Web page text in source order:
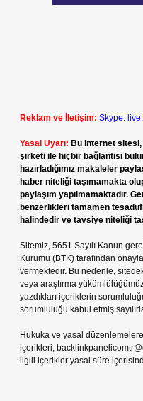
Reklam ve İletişim: Skype:
Yasal Uyarı: Bu internet
şirketi ile hiçbir bağlantısı
hazırladığımız makaleler
haber niteliği taşımamakta
paylaşım yapılmamaktadır.
benzerlikleri tamamen
halindedir ve tavsiye niteliği
Sitemiz, 5651 Sayılı Kanun
Kurumu (BTK) tarafından
vermektedir. Bu nedenle,
veya araştırma
yazdıkları içeriklerin
sorumluluğu kabul etmiş
Hukuka ve yasal
içerikleri,
ilgili içerikler yasal süre